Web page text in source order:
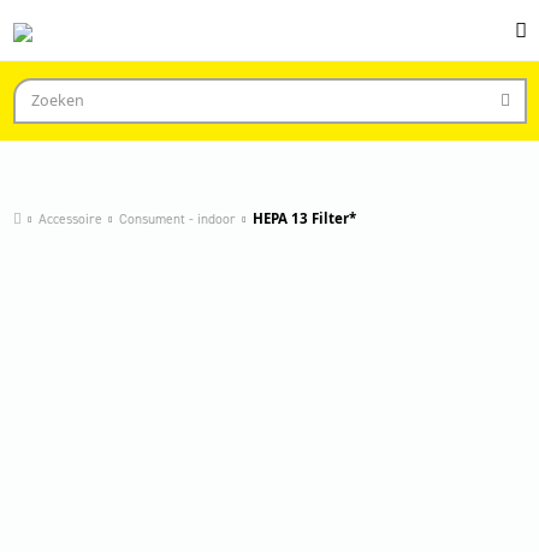
Accessoire Consument - indoor HEPA 13 Filter*